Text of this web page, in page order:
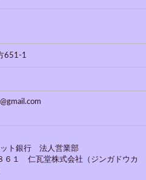
651-1
ト銀行 法人営業部
１ 仁瓦堂株式会社（ジンガドウカ